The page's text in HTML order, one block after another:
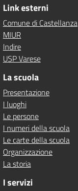
Link esterni
Comune di Castellanza
MIUR
Indire
USP Varese
La scuola
Presentazione
I luoghi
Le persone
I numeri della scuola
Le carte della scuola
Organizzazione
La storia
I servizi